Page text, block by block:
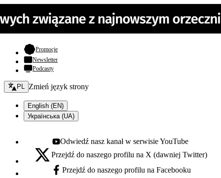
Promocje- otwiera się w nowej karcie
Newsletter
Podcasty
Zmień język - bieżący:
PL Zmień język strony
English (EN)
Українська (UA)
Youtube - otwiera się w nowej karcie
Odwiedź nasz kanał w serwisie YouTube
X - otwiera się w nowej karcie
Przejdź do naszego profilu na X (dawniej Twitter)
Facebook - otwiera się w nowej karcie
Przejdź do naszego profilu na Facebooku